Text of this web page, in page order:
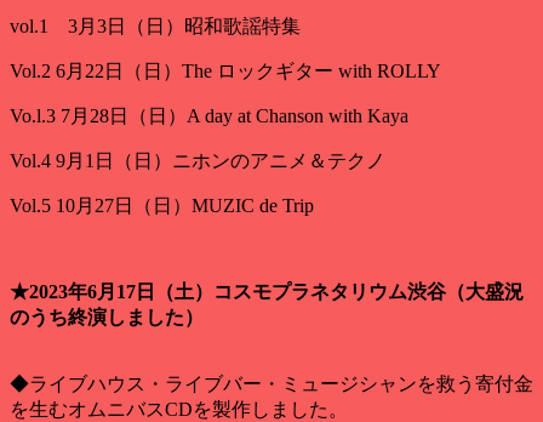
vol.1 3月3日（日）昭和歌謡特集
Vol.2 6月22日（日）The ロックギター with ROLLY
Vo.l.3 7月28日（日）A day at Chanson with Kaya
Vol.4 9月1日（日）ニホンのアニメ＆テクノ
Vol.5 10月27日（日）MUZIC de Trip
★2023年6月17日（土）コスモプラネタリウム渋谷（大盛況
のうち終演しました）
◆ライブハウス・ライブバー・ミュージシャンを救う寄付金
を生むオムニバスCDを製作しました。